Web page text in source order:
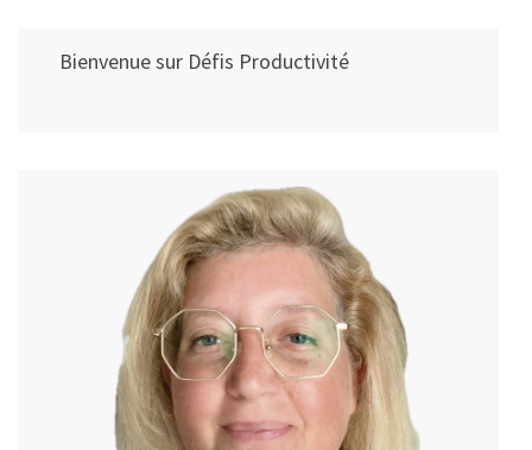
Bienvenue sur Défis Productivité